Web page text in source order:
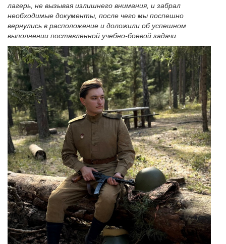
лагерь, не вызывая излишнего внимания, и забрал
необходимые документы, после чего мы поспешно
вернулись в расположение и доложили об успешном
выполнении поставленной учебно-боевой задачи.